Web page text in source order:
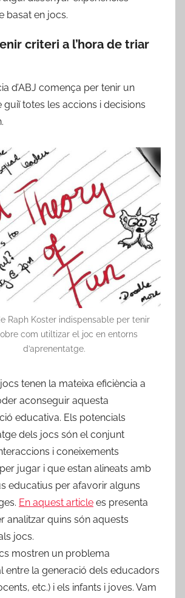
basat en jocs.
criteri a l’hora de triar
d’ABJ comença per tenir un
totes les accions i decisions
Raph Koster indispensable per tenir
com utiltizar el joc en entorns
d’aprenentatge.
tenen la mateixa eficiència a
aconseguir aquesta
educativa. Els potencials
dels jocs són el conjunt
i coneixements
jugar i que estan alineats amb
educatius per afavorir alguns
En aquest article es presenta
analitzar quins són aquests
jocs.
mostren un problema
entre la generació dels educadors
etc.) i els infants i joves. Vam